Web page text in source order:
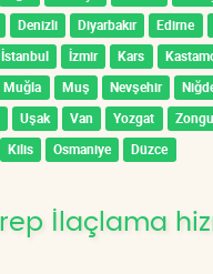
Denizli Diyarbakır Edirne
İstanbul İzmir Kars
Muğla Muş Nevşehir
Uşak Van Yozgat
Kilis Osmaniye Düzce
İlaçlama